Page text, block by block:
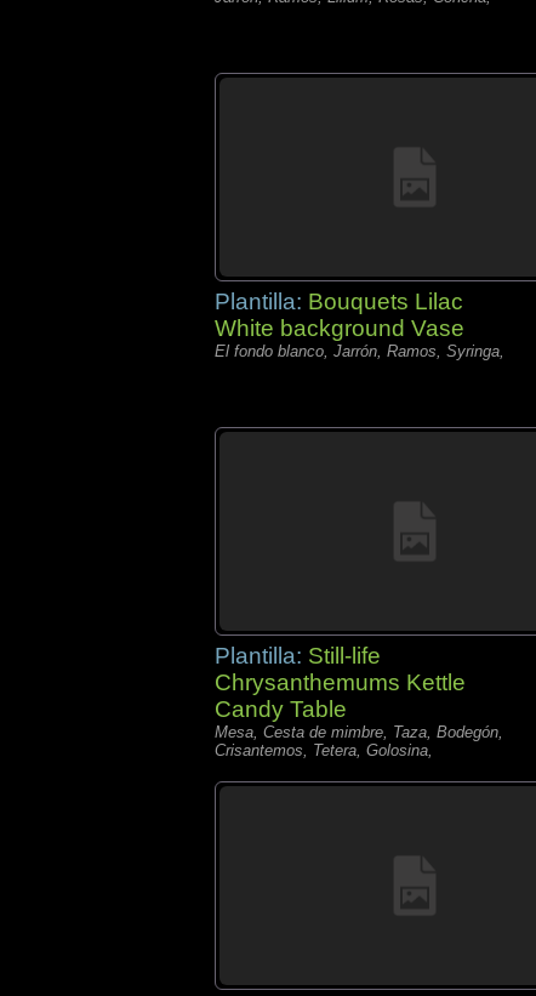
Plantilla: Bouquets Lilac
White background Vase
El fondo blanco, Jarrón, Ramos, Syringa,
Plantilla: Still-life
Chrysanthemums Kettle
Candy Table
Mesa, Cesta de mimbre, Taza, Bodegón,
Crisantemos, Tetera, Golosina,